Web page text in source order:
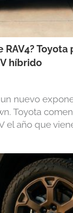
RAV4?
híbrido
nuevo
Toyota
el año que